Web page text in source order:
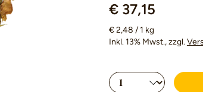
€ 37,15
€ 2,48 / 1 kg
Inkl. 13% Mwst., zzgl.
Produkt